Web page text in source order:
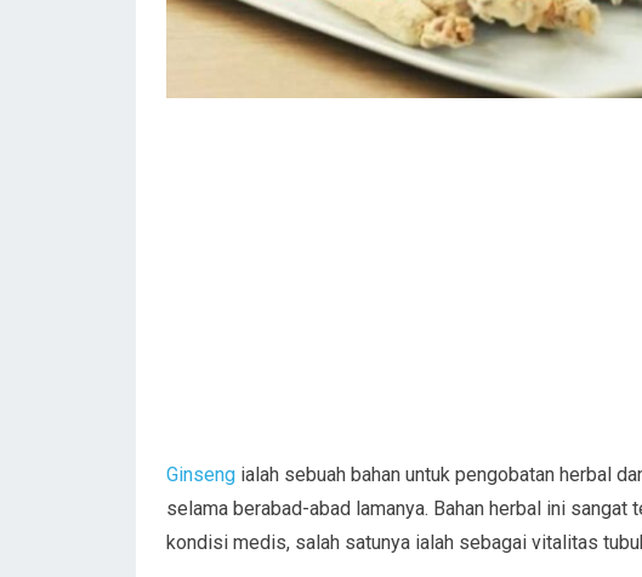
Ginseng ialah sebuah bahan untuk pengobatan herbal
selama berabad-abad lamanya. Bahan herbal ini
kondisi medis, salah satunya ialah sebagai vitalitas